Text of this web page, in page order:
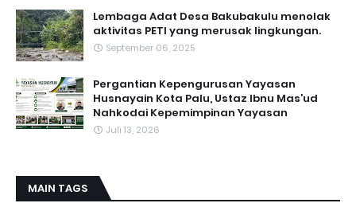
Lembaga Adat Desa Bakubakulu menolak
aktivitas PETI yang merusak lingkungan.
September 06, 2025
Pergantian Kepengurusan Yayasan
Husnayain Kota Palu, Ustaz Ibnu Mas’ud
Nahkodai Kepemimpinan Yayasan
Juli 13, 2026
MAIN TAGS